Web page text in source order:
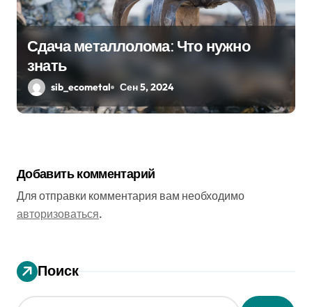
Сдача металлолома: Что нужно
знать
sib_ecometal Сен 5, 2024
Добавить комментарий
Для отправки комментария вам необходимо
авторизоваться.
Поиск